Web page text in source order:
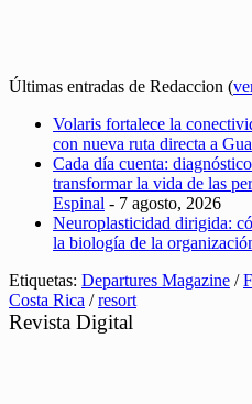
Últimas entradas de Redaccion (
Volaris fortalece la
con nueva ruta directa a
Cada día cuenta:
transformar la vida de las
Espinal - 7 agosto, 2026
Neuroplasticidad dirigida:
la biología de la
Etiquetas: Departures Magazine /
Costa Rica /resort
Revista Digital